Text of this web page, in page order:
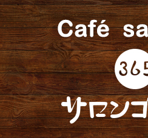
人形町の『
ェ』よりお知ら
人形町の音楽カフ
最新情報をお届け